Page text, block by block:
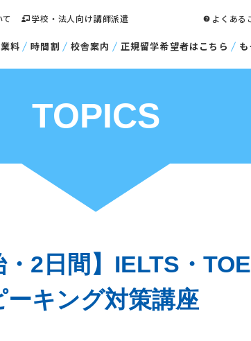
料 時間割 校舎案内 正規留学希望者はこちら
学校・法人向け講師派遣 よくある
TOPICS
・2日間】IELTS・
ーキング対策講座